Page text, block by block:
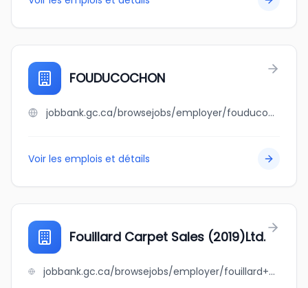
FOUDUCOCHON
jobbank.gc.ca/browsejobs/employer/fouducochon/ca
Voir les emplois et détails
Fouillard Carpet Sales (2019)Ltd.
jobbank.gc.ca/browsejobs/employer/fouillard+carpet+sales+%282019%29ltd./ca